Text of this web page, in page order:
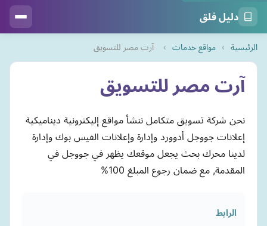
دليل فلق
الرئيسية › مواقع خدمات › آرت مصر للتسويق
آرت مصر للتسويق
نحن شركة تسويق متكامل ننشأ مواقع إليكترونية ديناميكية
إعلانات جووجل أدوورد وإدارة وإعلانات الفيس بوك وإدارة
لدينا محرك بحث يجعل موقعك يظهر في جووجل في
المقدمة, مع ضمان رجوع المبلغ 100%
الرابط